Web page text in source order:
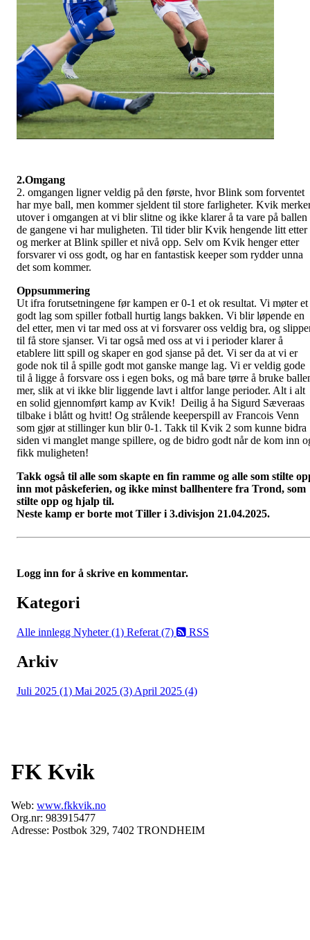
2.Omgang
2. omgangen ligner veldig på den første, hvor Blink som forventet
har mye ball, men kommer sjeldent til store farligheter. Kvik
utover i omgangen at vi blir slitne og ikke klarer å ta vare på ballen
de gangene vi har muligheten. Til tider blir Kvik hengende litt etter
og merker at Blink spiller et nivå opp. Selv om Kvik henger etter
forsvarer vi oss godt, og har en fantastisk keeper som rydder unna
det som kommer.
Oppsummering
Ut ifra forutsetningene før kampen er 0-1 et ok resultat. Vi møter et
godt lag som spiller fotball hurtig langs bakken. Vi blir løpende en
del etter, men vi tar med oss at vi forsvarer oss veldig bra, og
til få store sjanser. Vi tar også med oss at vi i perioder klarer å
etablere litt spill og skaper en god sjanse på det. Vi ser da at vi er
gode nok til å spille godt mot ganske mange lag. Vi er veldig gode
til å ligge å forsvare oss i egen boks, og må bare tørre å bruke
mer, slik at vi ikke blir liggende lavt i altfor lange perioder. Alt i alt
en solid gjennomført kamp av Kvik! Deilig å ha Sigurd Sæveraas
tilbake i blått og hvitt! Og strålende keeperspill av Francois Venn
som gjør at stillinger kun blir 0-1. Takk til Kvik 2 som kunne bidra
siden vi manglet mange spillere, og de bidro godt når de kom inn
fikk muligheten!
Takk også til alle som skapte en fin ramme og alle som stilte
inn mot påskeferien, og ikke minst ballhentere fra Trond, som
stilte opp og hjalp til.
Neste kamp er borte mot Tiller i 3.divisjon 21.04.2025.
Logg inn for å skrive en kommentar.
Kategori
Alle innlegg Nyheter (1) Referat (7) RSS
Arkiv
Juli 2025 (1) Mai 2025 (3) April 2025 (4)
FK Kvik
Web: www.fkkvik.no
Org.nr: 983915477
Adresse: Postbok 329, 7402 TRONDHEIM